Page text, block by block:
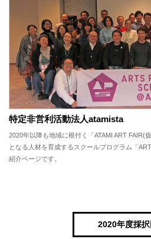
特定非営利活動法人atamista
2020年以降も地域に根付く「ATAMI ART FAIR(
となる人材を育成するスクールプログラム「
紹介ページです。
2020年度採